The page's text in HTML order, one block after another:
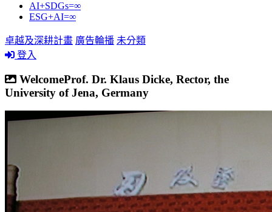
AI+SDGs=∞
ESG+AI=∞
卓越及深耕計畫 廣告輪播 未分類
登入
WelcomeProf. Dr. Klaus Dicke, Rector, the
University of Jena, Germany